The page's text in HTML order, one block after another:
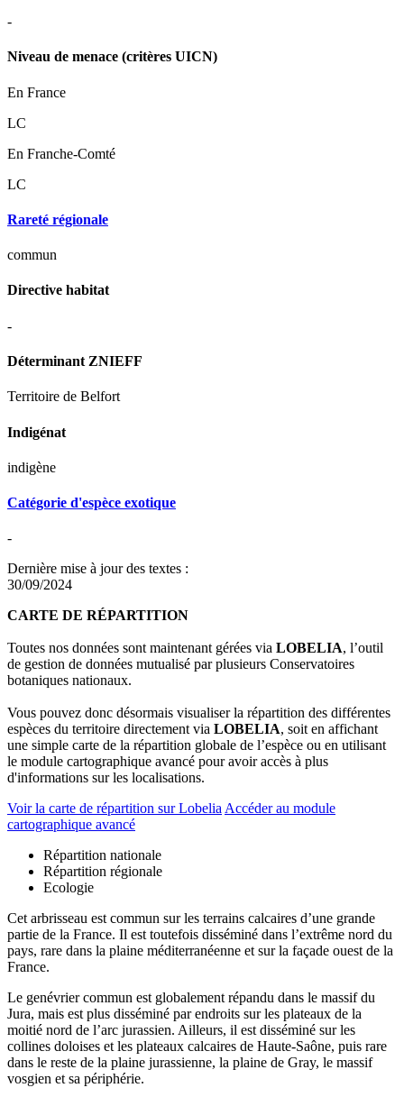
-
Niveau de menace (critères UICN)
En France
LC
En Franche-Comté
LC
Rareté régionale
commun
Directive habitat
-
Déterminant ZNIEFF
Territoire de Belfort
Indigénat
indigène
Catégorie d'espèce exotique
-
Dernière mise à jour des textes :
30/09/2024
CARTE DE RÉPARTITION
Toutes nos données sont maintenant gérées via LOBELIA, l’outil
de gestion de données mutualisé par plusieurs Conservatoires
botaniques nationaux.
Vous pouvez donc désormais visualiser la répartition des différentes
espèces du territoire directement via LOBELIA, soit en affichant
une simple carte de la répartition globale de l’espèce ou en utilisant
le module cartographique avancé pour avoir accès à plus
d'informations sur les localisations.
Voir la carte de répartition sur Lobelia Accéder au module
cartographique avancé
Répartition nationale
Répartition régionale
Ecologie
Cet arbrisseau est commun sur les terrains calcaires d’une grande
partie de la France. Il est toutefois disséminé dans l’extrême nord du
pays, rare dans la plaine méditerranéenne et sur la façade ouest de la
France.
Le genévrier commun est globalement répandu dans le massif du
Jura, mais est plus disséminé par endroits sur les plateaux de la
moitié nord de l’arc jurassien. Ailleurs, il est disséminé sur les
collines doloises et les plateaux calcaires de Haute-Saône, puis rare
dans le reste de la plaine jurassienne, la plaine de Gray, le massif
vosgien et sa périphérie.